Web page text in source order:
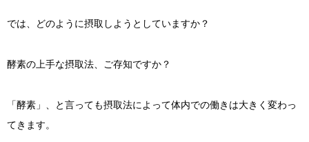
では、どのように摂取しようとしていますか？
酵素の上手な摂取法、ご存知ですか？
「酵素」、と言っても摂取法によって体内での働きは大きく変わっ
てきます。